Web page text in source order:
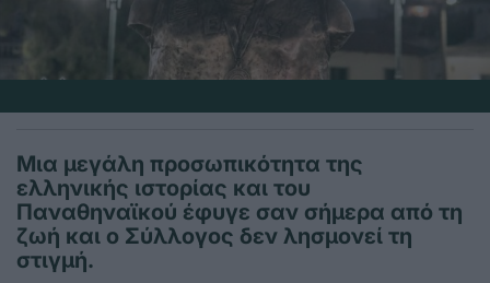
Μια μεγάλη προσωπικότητα της
ελληνικής ιστορίας και του
Παναθηναϊκού έφυγε σαν σήμερα από τη
ζωή και ο Σύλλογος δεν λησμονεί τη
στιγμή.